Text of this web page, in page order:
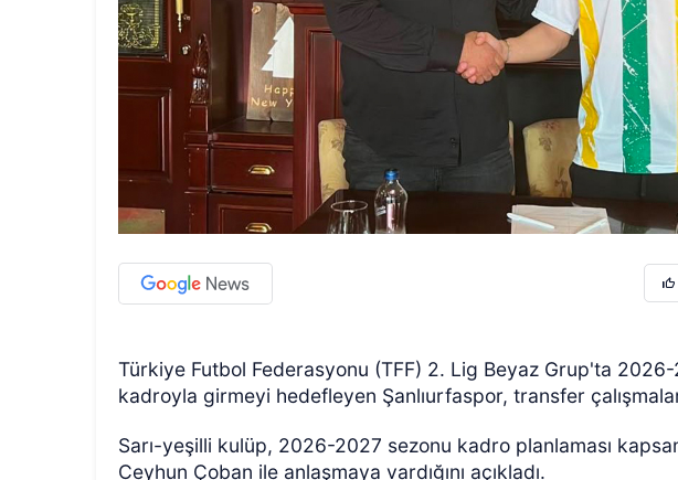
Türkiye Futbol Federasyonu (TFF) 2. Lig Beyaz Grup'ta
kadroyla girmeyi hedefleyen Şanlıurfaspor, transfer
Sarı-yeşilli kulüp, 2026-2027 sezonu kadro planlaması
Ceyhun Çoban ile anlaşmaya vardığını açıkladı.